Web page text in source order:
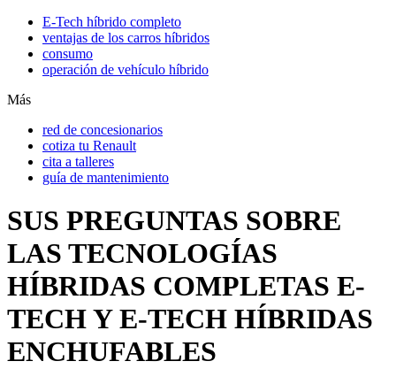
E-Tech híbrido completo
ventajas de los carros híbridos
consumo
operación de vehículo híbrido
Más
red de concesionarios
cotiza tu Renault
cita a talleres
guía de mantenimiento
SUS PREGUNTAS SOBRE
LAS TECNOLOGÍAS
HÍBRIDAS COMPLETAS E-
TECH Y E-TECH HÍBRIDAS
ENCHUFABLES